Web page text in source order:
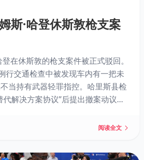
斯·哈登休斯敦枪支案
在休斯敦的枪支案件被正式驳回。
行交通检查中被发现车内有一把未
当持有武器轻罪指控。哈里斯县检
解决方案协议”后提出撤案动议，
响其即将到来的NBA赛季。阅读全文